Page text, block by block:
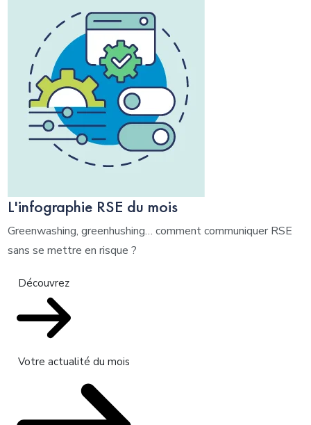
L'infographie RSE du mois
Greenwashing, greenhushing… comment communiquer RSE
sans se mettre en risque ?
Découvrez
Votre actualité du mois